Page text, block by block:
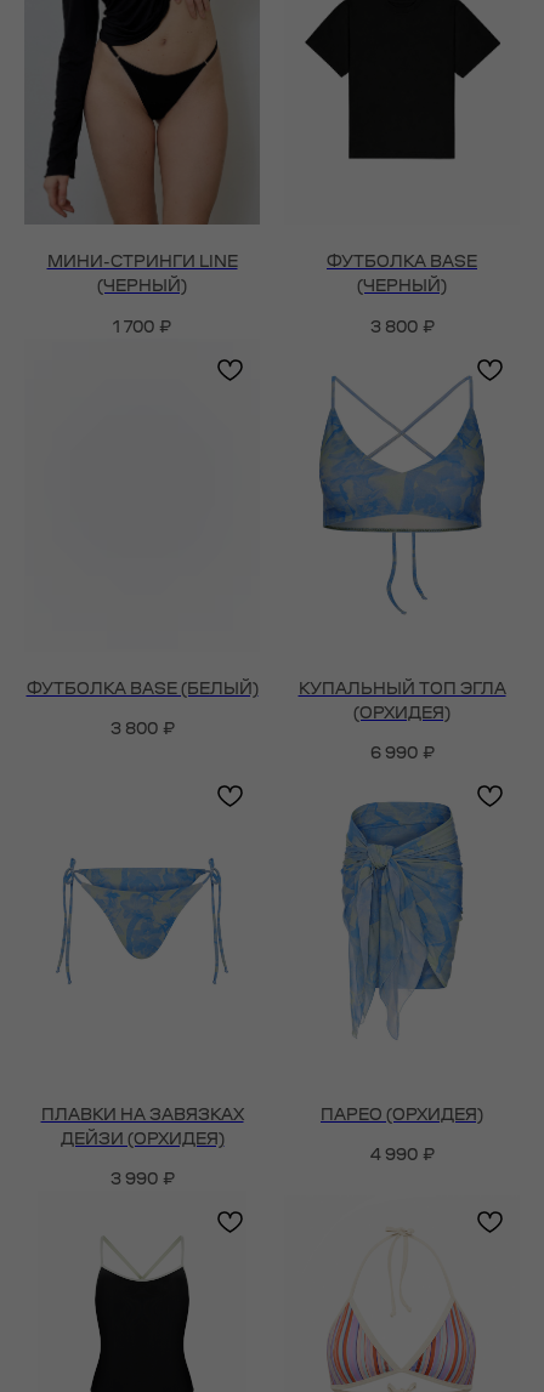
МИНИ-СТРИНГИ LINE
(ЧЕРНЫЙ)
1 700 ₽
ФУТБОЛКА BASE
(ЧЕРНЫЙ)
3 800 ₽
ФУТБОЛКА BASE (БЕЛЫЙ)
3 800 ₽
КУПАЛЬНЫЙ ТОП ЭГЛА
(ОРХИДЕЯ)
6 990 ₽
ПЛАВКИ НА ЗАВЯЗКАХ
ДЕЙЗИ (ОРХИДЕЯ)
3 990 ₽
ПАРЕО (ОРХИДЕЯ)
4 990 ₽